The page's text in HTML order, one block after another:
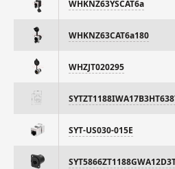
WHKNZ63YSCAT6a
WHKNZ63CAT6a180
WHZJT020295
SYT-US030-015E